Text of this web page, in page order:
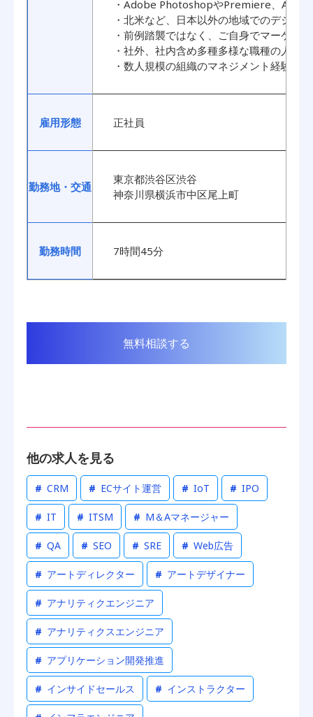
・Adobe PhotoshopやPremiere、
・北米など、日本以外の地域でのデジタ
・前例踏襲ではなく、ご自身でマーケテ
・社外、社内含め多種多様な職種の人と
・数人規模の組織のマネジメント経験
雇用形態 正社員
勤務地・交通
東京都渋谷区渋谷
神奈川県横浜市中区尾上町
勤務時間 7時間45分
無料相談する
他の求人を見る
# CRM # ECサイト運営 # IoT # IPO
# IT # ITSM # M＆Aマネージャー
# QA # SEO # SRE # Web広告
# アートディレクター # アートデザイナー
# アナリティクエンジニア
# アナリティクスエンジニア
# アプリケーション開発推進
# インサイドセールス # インストラクター